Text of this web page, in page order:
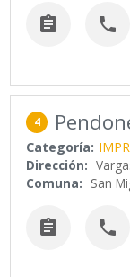
 
4
Categoría:
Dirección:
Comuna: San
 